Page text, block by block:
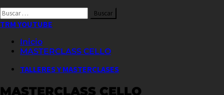
Buscar
por:
TRM YOUTUBE
Inicio
MASTERCLASS CELLO
TALLERES Y MASTERCLASES
MASTERCLASS CELLO